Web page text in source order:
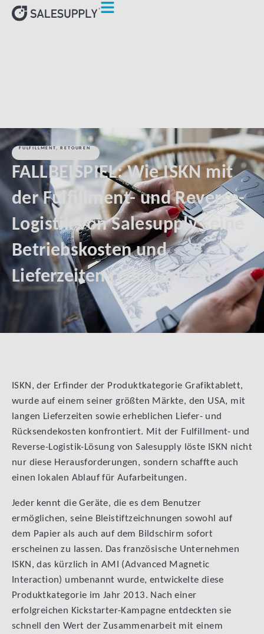
FULFILLMENT, RETOUREN
FALLBEISPIEL: Wie ISKN mit
der Fulfillment- und Reverse-
Logistik von Salesupply seine
Betriebskosten und
Lieferzeiten reduziert hat
ISKN, der Erfinder der Produktkategorie Grafiktablett,
wurde auf einem seiner größten Märkte, den USA, mit
langen Lieferzeiten sowie erheblichen Liefer- und
Rücksendekosten konfrontiert. Mit der Fulfillment- und
Reverse-Logistik-Lösung von Salesupply löste ISKN nicht
nur diese Herausforderungen, sondern schaffte auch
einen lokalen Ablauf für Aufarbeitungen.
Jeder kennt die Geräte, die es dem Benutzer
ermöglichen, seine Bleistiftzeichnungen sowohl auf
dem Papier als auch auf dem Bildschirm sofort
erscheinen zu lassen. Das französische Unternehmen
ISKN, das kürzlich in AMI (Advanced Magnetic
Interaction) umbenannt wurde, entwickelte diese
Produktkategorie im Jahr 2013. Nach einer
erfolgreichen Kickstarter-Kampagne entdeckten sie
schnell den Wert der Zusammenarbeit mit einem